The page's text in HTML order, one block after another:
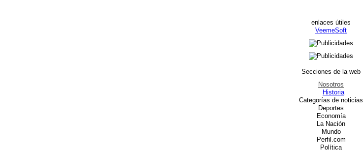
enlaces útiles
VeemeSoft
Secciones de la web
Nosotros
Historia
Categorías de noticias
Deportes
Economía
La Nación
Mundo
Perfil.com
Política